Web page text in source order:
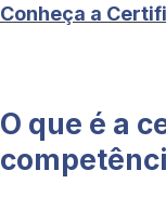
Conheça a
O que é a